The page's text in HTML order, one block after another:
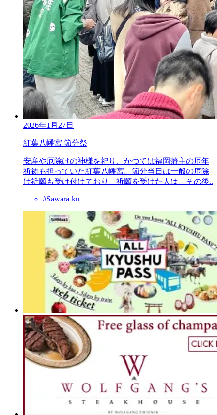
2026年1月27日
紅葉八幡宮 節分祭
安産や厄除けの神様を祀り、かつては福岡藩主の厄年
祈祷も担っていた紅葉八幡宮。節分当日は一般の厄除
け祈願も受け付けており、祈願を受けた人は、その後..
#Sawara-ku